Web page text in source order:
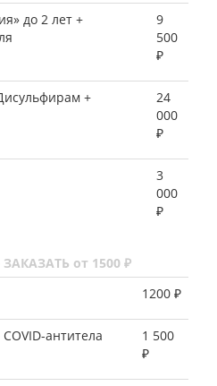
до 2 лет +
9
500
₽
+
24
000
₽
3
000
₽
ЗАКАЗАТЬ от 1500 ₽
1200 ₽
антитела
1 500
₽